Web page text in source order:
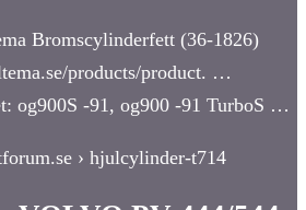
Bromscylinderfett (36-1826)
products/product. …
og900S -91, og900 -91 TurboS …
› hjulcylinder-t714